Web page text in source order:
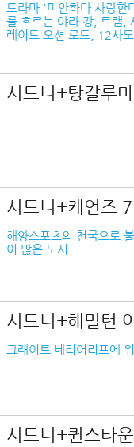
드라마 '미안하다 사랑한
를 흐르는 야라 강, 트램,
레이트 오션 로드, 12사
시드니+탕갈루
시드니+케언즈
해양스포츠의 천국으로
이 많은 도시
시드니+해밀턴
그래이트 베리어리프에
시드니+퀸스타